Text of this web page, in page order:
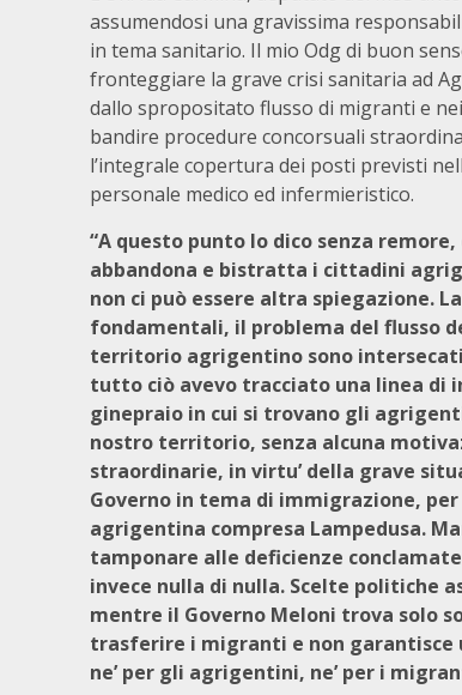
assumendosi una gravissima
in tema sanitario. Il mio Odg di buon
fronteggiare la grave crisi sanitaria ad
dallo spropositato flusso di migranti e
bandire procedure concorsuali
l’integrale copertura dei posti previsti
personale medico ed infermieristico.
“A questo punto lo dico senza
abbandona e bistratta i cittadini
non ci può essere altra spiegazione.
fondamentali, il problema del flusso
territorio agrigentino sono
tutto ciò avevo tracciato una linea di
ginepraio in cui si trovano gli
nostro territorio, senza alcuna
straordinarie, in virtu’ della grave
Governo in tema di immigrazione,
agrigentina compresa Lampedusa.
tamponare alle deficienze
invece nulla di nulla. Scelte politiche
mentre il Governo Meloni trova solo
trasferire i migranti e non garantisce
ne’ per gli agrigentini, ne’ per i